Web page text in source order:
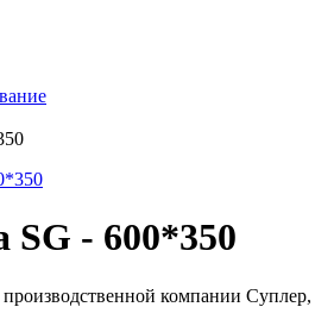
SG - 600*350
компании